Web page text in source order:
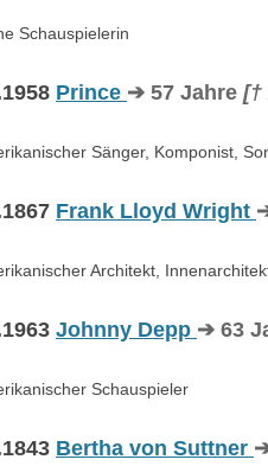
Schauspielerin
Prince ➔ 57 Jahre [†
Sänger, Komponist,
Frank Lloyd Wright
Architekt,
Johnny Depp ➔ 63
Schauspieler
Bertha von Suttner